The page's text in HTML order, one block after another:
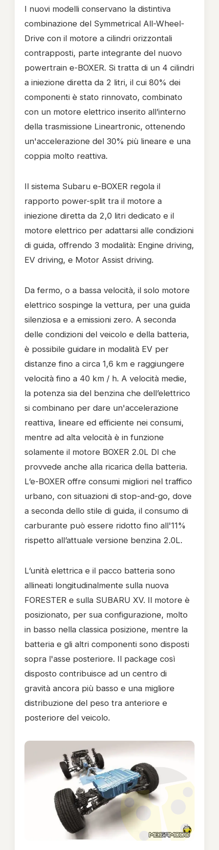
I nuovi modelli conservano la distintiva
combinazione del Symmetrical All-Wheel-
Drive con il motore a cilindri orizzontali
contrapposti, parte integrante del nuovo
powertrain e-BOXER. Si tratta di un 4 cilindri
a iniezione diretta da 2 litri, il cui 80% dei
componenti è stato rinnovato, combinato
con un motore elettrico inserito all’interno
della trasmissione Lineartronic, ottenendo
un'accelerazione del 30% più lineare e una
coppia molto reattiva.
Il sistema Subaru e-BOXER regola il
rapporto power-split tra il motore a
iniezione diretta da 2,0 litri dedicato e il
motore elettrico per adattarsi alle condizioni
di guida, offrendo 3 modalità: Engine driving,
EV driving, e Motor Assist driving.
Da fermo, o a bassa velocità, il solo motore
elettrico sospinge la vettura, per una guida
silenziosa e a emissioni zero. A seconda
delle condizioni del veicolo e della batteria,
è possibile guidare in modalità EV per
distanze fino a circa 1,6 km e raggiungere
velocità fino a 40 km / h. A velocità medie,
la potenza sia del benzina che dell’elettrico
si combinano per dare un'accelerazione
reattiva, lineare ed efficiente nei consumi,
mentre ad alta velocità è in funzione
solamente il motore BOXER 2.0L DI che
provvede anche alla ricarica della batteria.
L’e-BOXER offre consumi migliori nel traffico
urbano, con situazioni di stop-and-go, dove
a seconda dello stile di guida, il consumo di
carburante può essere ridotto fino all'11%
rispetto all’attuale versione benzina 2.0L.
L’unità elettrica e il pacco batteria sono
allineati longitudinalmente sulla nuova
FORESTER e sulla SUBARU XV. Il motore è
posizionato, per sua configurazione, molto
in basso nella classica posizione, mentre la
batteria e gli altri componenti sono disposti
sopra l'asse posteriore. Il package così
disposto contribuisce ad un centro di
gravità ancora più basso e una migliore
distribuzione del peso tra anteriore e
posteriore del veicolo.